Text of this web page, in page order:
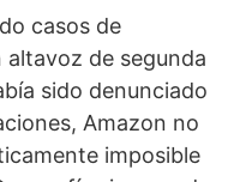
casos de
de segunda
sido denunciado
Amazon no
imposible